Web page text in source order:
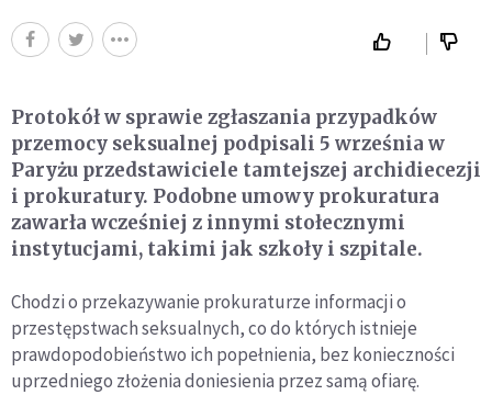
Protokół w sprawie zgłaszania przypadków
przemocy seksualnej podpisali 5 września w
Paryżu przedstawiciele tamtejszej archidiecezji
i prokuratury. Podobne umowy prokuratura
zawarła wcześniej z innymi stołecznymi
instytucjami, takimi jak szkoły i szpitale.
Chodzi o przekazywanie prokuraturze informacji o
przestępstwach seksualnych, co do których istnieje
prawdopodobieństwo ich popełnienia, bez konieczności
uprzedniego złożenia doniesienia przez samą ofiarę.